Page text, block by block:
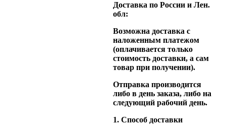
Доставка по России и Лен.
обл:
Возможна доставка с
наложенным платежом
(оплачивается только
стоимость доставки, а сам
товар при получении).
Отправка производится
либо в день заказа, либо на
следующий рабочий день.
1. Способ доставки